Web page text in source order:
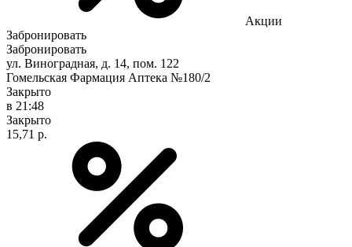
Акции
Забронировать
Забронировать
ул. Виноградная, д. 14, пом. 122
Гомельская Фармация Аптека №180/2
Закрыто
в 21:48
Закрыто
15,71 р.